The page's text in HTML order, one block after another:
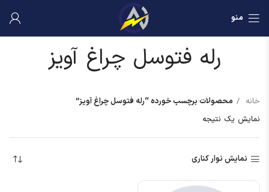
منو
رله فتوسل چراغ آویز
خانه
محصولات برچسب خورده “رله فتوسل چراغ آویز”
نمایش یک نتیجه
نمایش نوار کناری